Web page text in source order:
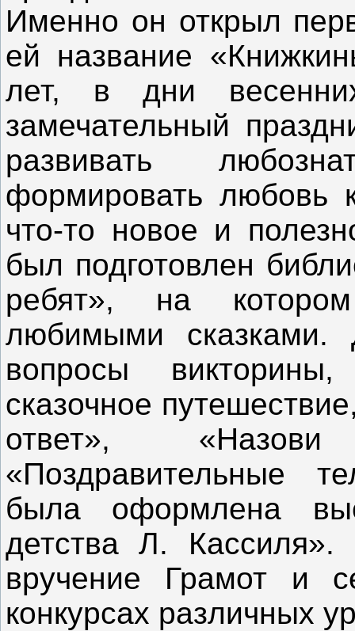
Именно он открыл
ей название
лет, в дни
замечательный
развивать
формировать любовь
что-то новое и
был подготовлен
ребят», на
любимыми сказками.
вопросы викторины,
сказочное
ответ»,
«Поздравительные
была оформлена
детства Л. Кассиля».
вручение Грамот и
конкурсах различных